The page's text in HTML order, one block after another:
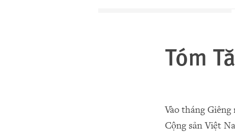
Tóm
Vào tháng
Cộng sản Việt